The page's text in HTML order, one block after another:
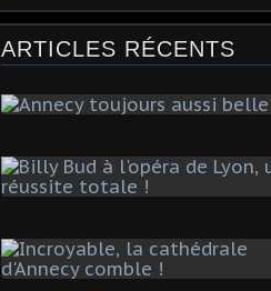
ARTICLES RÉCENTS